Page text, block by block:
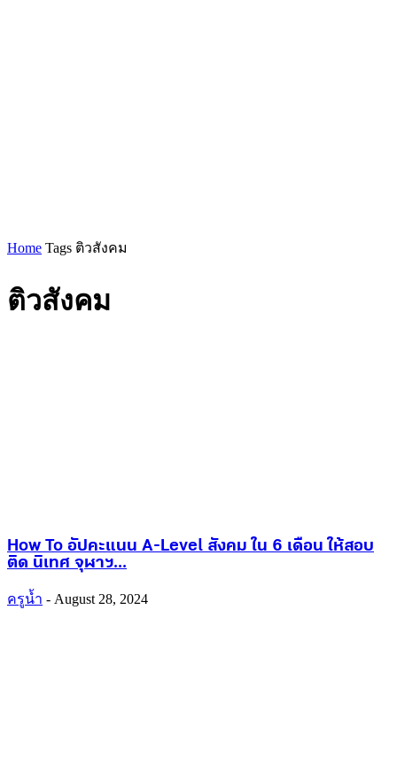
Home Tags ติวสังคม
ติวสังคม
How To อัปคะแนน A-Level สังคม ใน 6 เดือน ให้สอบ
ติด นิเทศ จุฬาฯ...
ครูน้ำ - August 28, 2024